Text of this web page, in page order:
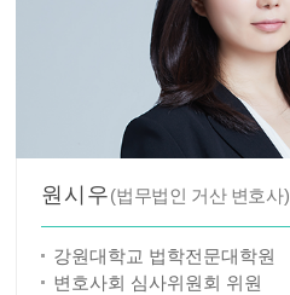
원시우(법무법인 거산 변호사)
강원대학교 법학전문대학원
변호사회 심사위원회 위원